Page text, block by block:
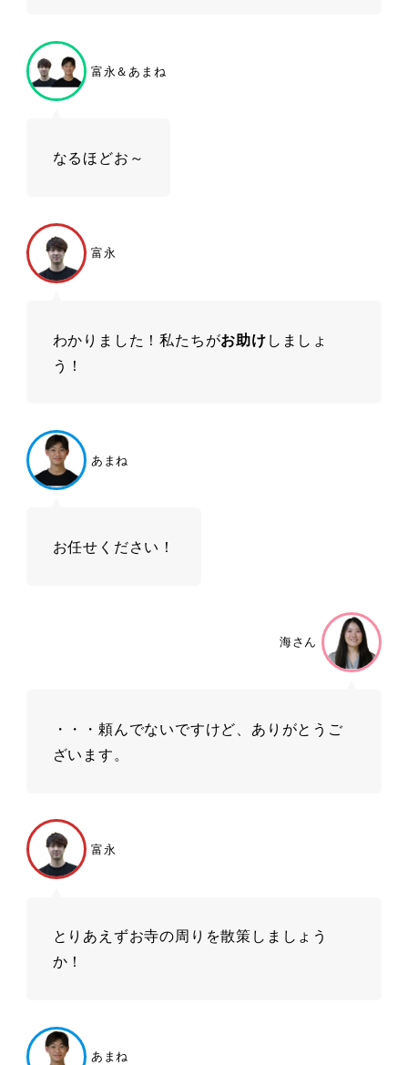
富永＆あまね
なるほどお～
富永
わかりました！私たちがお助けしましょ
う！
あまね
お任せください！
海さん
・・・頼んでないですけど、ありがとうご
ざいます。
富永
とりあえずお寺の周りを散策しましょう
か！
あまね